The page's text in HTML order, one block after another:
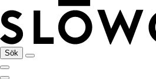
Sök